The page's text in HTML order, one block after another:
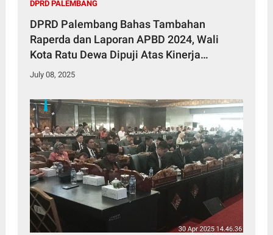
DPRD PALEMBANG
DPRD Palembang Bahas Tambahan
Raperda dan Laporan APBD 2024, Wali
Kota Ratu Dewa Dipuji Atas Kinerja
Cemerlang
July 08, 2025